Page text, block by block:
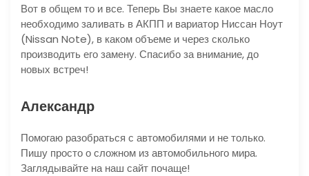
Вот в общем то и все. Теперь Вы знаете какое масло
необходимо заливать в АКПП и вариатор Ниссан Ноут
(Nissan Note), в каком объеме и через сколько
производить его замену. Спасибо за внимание, до
новых встреч!
Александр
Помогаю разобраться с автомобилями и не только.
Пишу просто о сложном из автомобильного мира.
Заглядывайте на наш сайт почаще!